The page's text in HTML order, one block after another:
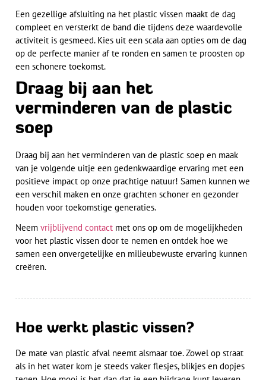
Een gezellige afsluiting na het plastic vissen maakt de dag
compleet en versterkt de band die tijdens deze waardevolle
activiteit is gesmeed. Kies uit een scala aan opties om de dag
op de perfecte manier af te ronden en samen te proosten op
een schonere toekomst.
Draag bij aan het
verminderen van de plastic
soep
Draag bij aan het verminderen van de plastic soep en maak
van je volgende uitje een gedenkwaardige ervaring met een
positieve impact op onze prachtige natuur! Samen kunnen we
een verschil maken en onze grachten schoner en gezonder
houden voor toekomstige generaties.
Neemvrijblijvend contact met ons op om de mogelijkheden
voor het plastic vissen door te nemen en ontdek hoe we
samen een onvergetelijke en milieubewuste ervaring kunnen
creëren.
Hoe werkt plastic vissen?
De mate van plastic afval neemt alsmaar toe. Zowel op straat
als in het water kom je steeds vaker flesjes, blikjes en dopjes